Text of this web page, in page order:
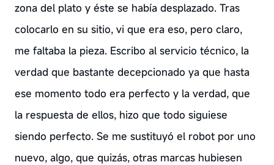
zona del plato y éste se había desplazado. Tras
colocarlo en su sitio, vi que era eso, pero claro,
me faltaba la pieza. Escribo al servicio técnico, la
verdad que bastante decepcionado ya que hasta
ese momento todo era perfecto y la verdad, que
la respuesta de ellos, hizo que todo siguiese
siendo perfecto. Se me sustituyó el robot por uno
nuevo, algo, que quizás, otras marcas hubiesen